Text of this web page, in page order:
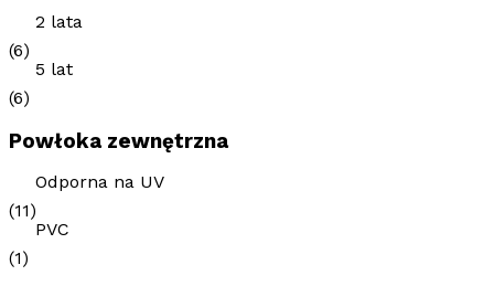
2 lata
(6)
5 lat
(6)
Powłoka zewnętrzna
Odporna na UV
(11)
PVC
(1)